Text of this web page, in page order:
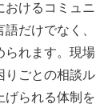
おけるコミュニ
だけでなく、
られます。現場
りごとの相談ル
げられる体制を